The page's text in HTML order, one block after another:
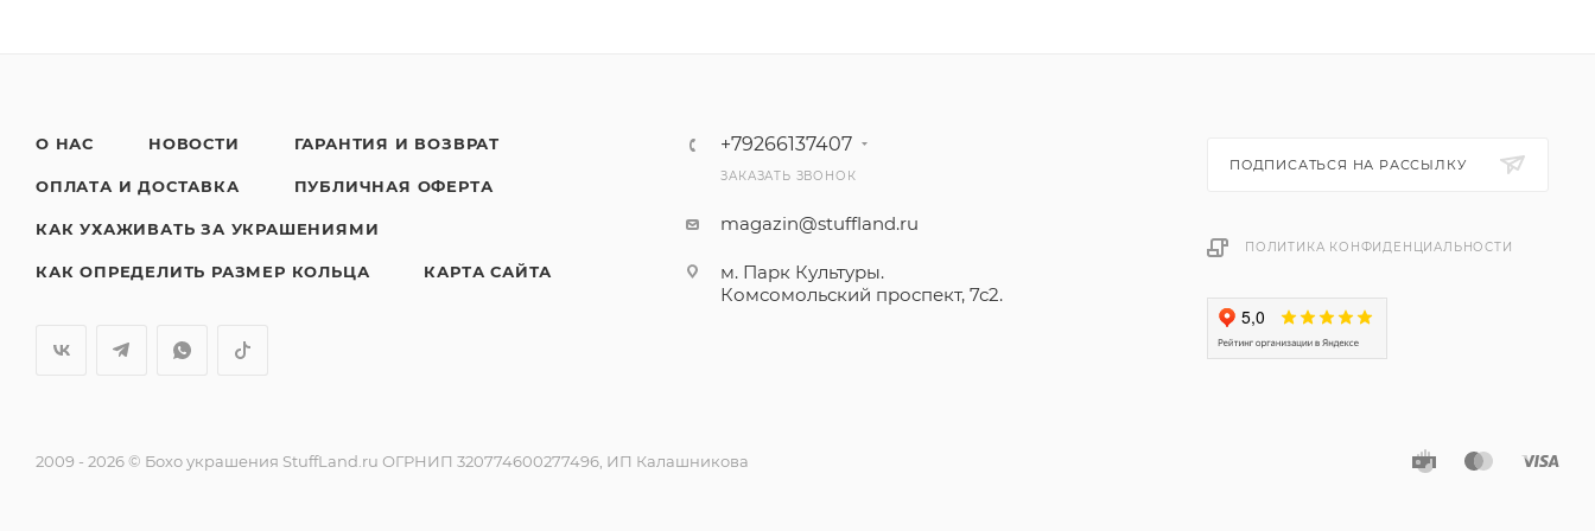
О НАС НОВОСТИ ГАРАНТИЯ И ВОЗВРАТ
ОПЛАТА И ДОСТАВКА ПУБЛИЧНАЯ ОФЕРТА
КАК УХАЖИВАТЬ ЗА УКРАШЕНИЯМИ
КАК ОПРЕДЕЛИТЬ РАЗМЕР КОЛЬЦА КАРТА САЙТА
+79266137407
ЗАКАЗАТЬ ЗВОНОК
magazin@stuffland.ru
м. Парк Культуры.
Комсомольский проспект, 7с2.
ПОДПИСАТЬСЯ НА РАССЫЛКУ
ПОЛИТИКА КОНФИДЕНЦИАЛЬНОСТИ
2009 - 2026 © Бохо украшения StuffLand.ru ОГРНИП 320774600277496, ИП Калашникова